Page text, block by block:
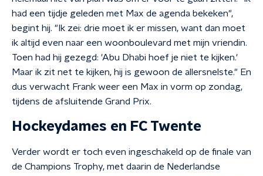
had een tijdje geleden met Max de agenda bekeken",
begint hij. "Ik zei: drie moet ik er missen, want dan moet
ik altijd even naar een woonboulevard met mijn vriendin.
Toen had hij gezegd: 'Abu Dhabi hoef je niet te kijken.'
Maar ik zit net te kijken, hij is gewoon de allersnelste." En
dus verwacht Frank weer een Max in vorm op zondag,
tijdens de afsluitende Grand Prix.
Hockeydames en FC Twente
Verder wordt er toch even ingeschakeld op de finale van
de Champions Trophy, met daarin de Nederlandse